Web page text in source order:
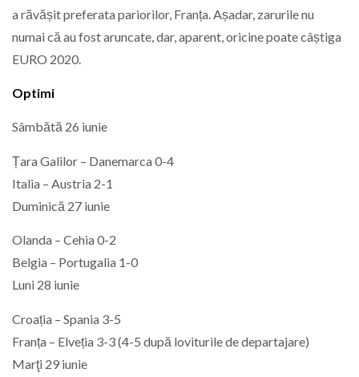
a răvășit preferata pariorilor, Franța. Așadar, zarurile nu
numai că au fost aruncate, dar, aparent, oricine poate câștiga
EURO 2020.
Optimi
Sâmbătă 26 iunie
Țara Galilor – Danemarca 0-4
Italia – Austria 2-1
Duminică 27 iunie
Olanda – Cehia 0-2
Belgia – Portugalia 1-0
Luni 28 iunie
Croația – Spania 3-5
Franța – Elveția 3-3 (4-5 după loviturile de departajare)
Marţi 29 iunie